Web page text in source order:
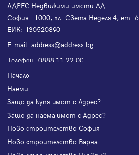
АДРЕС Недвижими имоти АД
София - 1000, пл. Света Неделя 4, ет. 6
ЕИК: 130520890
Е-mail: address@address.bg
Телефон: 0888 11 22 00
Начало
Наеми
Защо да купя имот с Адрес?
Защо да наема имот с Адрес?
Ново строителство София
Ново строителство Варна